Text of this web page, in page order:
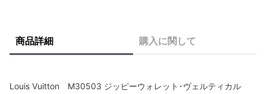
商品詳細 購入に関して
Louis Vuitton M30503 ジッピーウォレット･ヴェルティカル